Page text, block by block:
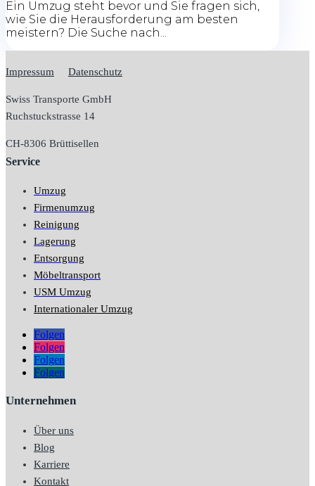
Ein Umzug steht bevor und Sie fragen sich,
wie Sie die Herausforderung am besten
meistern? Die Suche nach...
Impressum Datenschutz
Swiss Transporte GmbH
Ruchstuckstrasse 14
CH-8306 Brüttisellen
Service
Umzug
Firmenumzug
Reinigung
Lagerung
Entsorgung
Möbeltransport
USM Umzug
Internationaler Umzug
Folgen
Folgen
Folgen
Folgen
Unternehmen
Über uns
Blog
Karriere
Kontakt